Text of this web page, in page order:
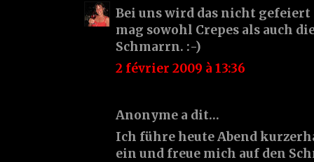
Bei uns wird das nicht gefeiert
mag sowohl Crepes als auch
Schmarrn. :-)
2 février 2009 à 13:36
Anonyme a dit…
Ich führe heute Abend
ein und freue mich auf den